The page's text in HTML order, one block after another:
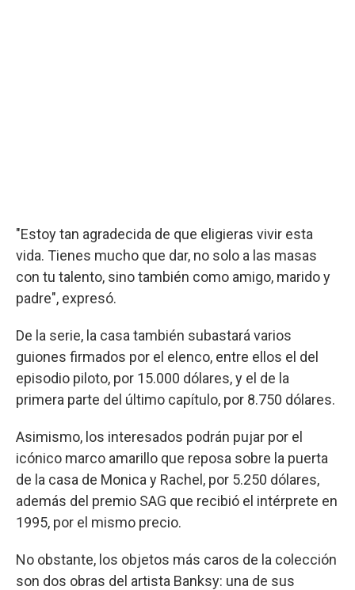
"Estoy tan agradecida de que eligieras vivir esta
vida. Tienes mucho que dar, no solo a las masas
con tu talento, sino también como amigo, marido y
padre", expresó.
De la serie, la casa también subastará varios
guiones firmados por el elenco, entre ellos el del
episodio piloto, por 15.000 dólares, y el de la
primera parte del último capítulo, por 8.750 dólares.
Asimismo, los interesados podrán pujar por el
icónico marco amarillo que reposa sobre la puerta
de la casa de Monica y Rachel, por 5.250 dólares,
además del premio SAG que recibió el intérprete en
1995, por el mismo precio.
No obstante, los objetos más caros de la colección
son dos obras del artista Banksy: una de sus